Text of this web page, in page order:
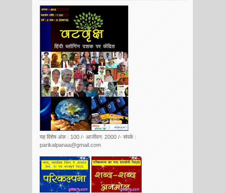
यह विशेष अंक : 100 /- आजीवन: 2000 /- संपर्क :
parikalpanaa@gmail.com